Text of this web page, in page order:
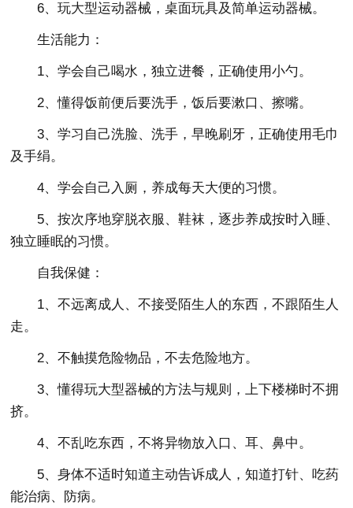
6、玩大型运动器械，桌面玩具及简单运动器械。
生活能力：
1、学会自己喝水，独立进餐，正确使用小勺。
2、懂得饭前便后要洗手，饭后要漱口、擦嘴。
3、学习自己洗脸、洗手，早晚刷牙，正确使用毛巾
及手绢。
4、学会自己入厕，养成每天大便的习惯。
5、按次序地穿脱衣服、鞋袜，逐步养成按时入睡、
独立睡眠的习惯。
自我保健：
1、不远离成人、不接受陌生人的东西，不跟陌生人
走。
2、不触摸危险物品，不去危险地方。
3、懂得玩大型器械的方法与规则，上下楼梯时不拥
挤。
4、不乱吃东西，不将异物放入口、耳、鼻中。
5、身体不适时知道主动告诉成人，知道打针、吃药
能治病、防病。